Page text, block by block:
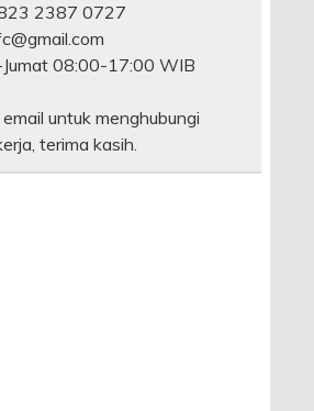
2387 0727
Jumat 08:00-17:00 WIB
untuk menghubungi
terima kasih.